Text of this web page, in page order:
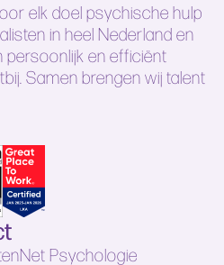
elk doel psychische hulp
in heel Nederland en
persoonlijk en efficiënt
Samen brengen wij talent
Psychologie